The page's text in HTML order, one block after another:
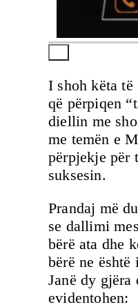
I shoh këta të
që përpiqen
diellin me
me temën e
përpjekje për
suksesin.
Prandaj më
se dallimi
bërë ata dhe
bërë ne është
Janë dy gjëra
evidentohen: